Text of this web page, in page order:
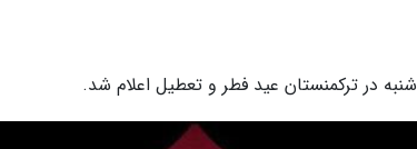
در ترکمنستان عید فطر و تعطیل اعلام شد.